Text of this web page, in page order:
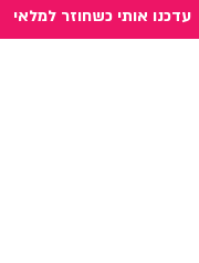
עדכנו אותי כשחוזר למלאי